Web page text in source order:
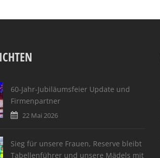
60-Jahr-Jubiläumsfeier Update und
Firmenpartner
22 Mai 2026
Sieg für unsere Frauen, Reserve bleibt
Tabellenführer und unsere Mädels mit